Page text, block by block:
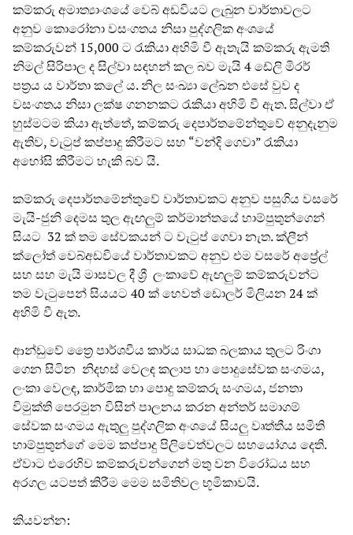
කම්කරු අමාත්‍යාංශයේ වෙබ් අඩවියට ලැබුන වාර්තාවලට
අනුව කොරෝනා වසංගතය නිසා පුද්ගලික අංශයේ
කම්කරුවන් 15,000 ට රැකියා අහිමි වී ඇතැයි කම්කරු ඇමති
නිමල් සිරිපාල ද සිල්වා සඳහන් කල බව මැයි 4 ඩේලි මිරර්
පත්‍රය ය වාර්තා කලේ ය. නිල සංඛ්‍යා ලේඛන එසේ වුව ද
වසංගතය නිසා ලක්ෂ ගනනකට රැකියා අහිමි වී ඇත. සිල්වා ඒ
හුස්මටම කියා ඇත්තේ, කම්කරු දෙපාර්තමේන්තුවේ අනුදැනුම
ඇතිව, වැටුප් කප්පාදු කිරීමට සහ “වන්දි ගෙවා” රැකියා
අහෝසි කිරීමට හැකි බව යි.
කම්කරු දෙපාර්තමේන්තුවේ වාර්තාවකට අනුව පසුගිය වසරේ
මැයි-ජුනි දෙමස තුල ඇඟලුම් කර්මාන්තයේ හාම්පුතුන්ගෙන්
සියට 32 ක් තම සේවකයන් ට වැටුප් ගෙවා නැත. ක්ලීන්
ක්ලෝත් වෙබ්අඩවියේ වාර්තාවකට අනුව එම වසරේ අප්‍රේල්
සහ සහ මැයි මාසවල දී ශ්‍රී ලංකාවේ ඇඟලුම් කම්කරුවන්ට
තම වැටුපෙන් සියයට 40 ක් හෙවත් ඩොලර් මිලියන 24 ක්
අහිමි වී ඇත.
ආන්ඩුවේ ත්‍රෛ පාර්ශවීය කාර්ය සාධක බලකාය තුලට රිංගා
ගෙන සිටින නිදහස් වෙලඳ කලාප හා පොදුසේවක සංගමය,
ලංකා වෙලඳ, කාර්මික හා පොදු කම්කරු සංගමය, ජනතා
විමුක්ති පෙරමුන විසින් පාලනය කරන අන්තර් සමාගම්
සේවක සංගමය ඇතුලු පුද්ගලික අංශයේ සියලු වෘත්තීය සමිති
හාම්පුතුන්ගේ මෙම කප්පාදු පිලිවෙත්වලට සහයෝගය දෙති.
ඒවාට එරෙහිව කම්කරුවන්ගෙන් මතු වන විරෝධය සහ
අරගල යටපත් කිරීම මෙම සමිතිවල භූමිකාවයි.
කියවන්න: